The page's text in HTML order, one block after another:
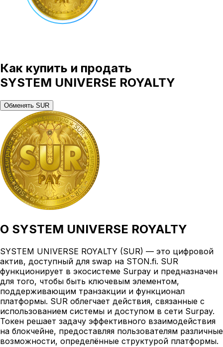
Как купить и продать
SYSTEM UNIVERSE ROYALTY
Обменять SUR
О SYSTEM UNIVERSE ROYALTY
SYSTEM UNIVERSE ROYALTY (SUR) — это цифровой
актив, доступный для swap на STON.fi. SUR
функционирует в экосистеме Surpay и предназначен
для того, чтобы быть ключевым элементом,
поддерживающим транзакции и функционал
платформы. SUR облегчает действия, связанные с
использованием системы и доступом в сети Surpay.
Токен решает задачу эффективного взаимодействия
на блокчейне, предоставляя пользователям различные
возможности, определённые структурой платформы.